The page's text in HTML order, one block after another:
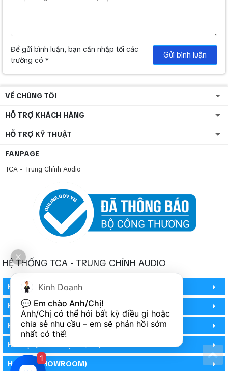
Để gửi bình luận, bạn cần nhập tối các
trường có *
Gửi bình luận
VỀ CHÚNG TÔI
HỖ TRỢ KHÁCH HÀNG
HỖ TRỢ KỸ THUẬT
FANPAGE
TCA - Trung Chính Audio
HỆ THỐNG TCA - TRUNG CHÍNH AUDIO
HỒ CHÍ MINH
HỒ CHÍ MINH
HỒ CHÍ MINH (PHÒNG BẢO HÀNH)
HÀ NỘI (DEMO HỆ THỐNG)
HÀ NỘI (SHOWROOM)
Kinh Doanh
💬 Em chào Anh/Chị!
Anh/Chị có thể hỏi bất kỳ điều gì hoặc
chia sẻ nhu cầu – em sẽ phản hồi sớm
nhất có thể!
1